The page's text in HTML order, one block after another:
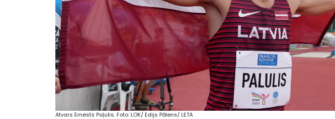
Atvars Ernests Paļulis. Foto: LOK/ Edijs Pālens/ LETA